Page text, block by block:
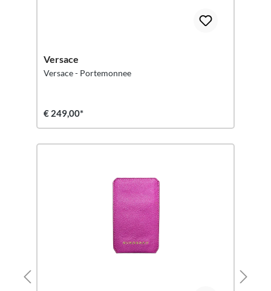
Versace
Versace - Portemonnee
€ 249,00*